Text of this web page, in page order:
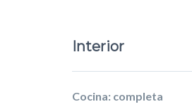
Interior
Cocina: completa